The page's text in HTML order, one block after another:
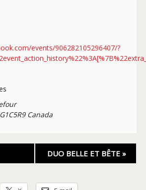
events/906282105296407/?
G1C5R9 Canada
DUO BELLE ET BÊTE »